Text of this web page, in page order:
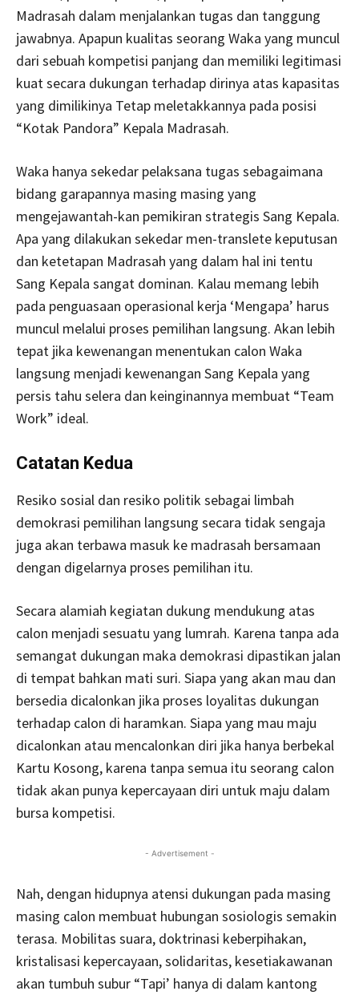
Madrasah dalam menjalankan tugas dan tanggung
jawabnya. Apapun kualitas seorang Waka yang muncul
dari sebuah kompetisi panjang dan memiliki legitimasi
kuat secara dukungan terhadap dirinya atas kapasitas
yang dimilikinya Tetap meletakkannya pada posisi
“Kotak Pandora” Kepala Madrasah.
Waka hanya sekedar pelaksana tugas sebagaimana
bidang garapannya masing masing yang
mengejawantah-kan pemikiran strategis Sang Kepala.
Apa yang dilakukan sekedar men-translete keputusan
dan ketetapan Madrasah yang dalam hal ini tentu
Sang Kepala sangat dominan. Kalau memang lebih
pada penguasaan operasional kerja ‘Mengapa’ harus
muncul melalui proses pemilihan langsung. Akan lebih
tepat jika kewenangan menentukan calon Waka
langsung menjadi kewenangan Sang Kepala yang
persis tahu selera dan keinginannya membuat “Team
Work” ideal.
Catatan Kedua
Resiko sosial dan resiko politik sebagai limbah
demokrasi pemilihan langsung secara tidak sengaja
juga akan terbawa masuk ke madrasah bersamaan
dengan digelarnya proses pemilihan itu.
Secara alamiah kegiatan dukung mendukung atas
calon menjadi sesuatu yang lumrah. Karena tanpa ada
semangat dukungan maka demokrasi dipastikan jalan
di tempat bahkan mati suri. Siapa yang akan mau dan
bersedia dicalonkan jika proses loyalitas dukungan
terhadap calon di haramkan. Siapa yang mau maju
dicalonkan atau mencalonkan diri jika hanya berbekal
Kartu Kosong, karena tanpa semua itu seorang calon
tidak akan punya kepercayaan diri untuk maju dalam
bursa kompetisi.
- Advertisement -
Nah, dengan hidupnya atensi dukungan pada masing
masing calon membuat hubungan sosiologis semakin
terasa. Mobilitas suara, doktrinasi keberpihakan,
kristalisasi kepercayaan, solidaritas, kesetiakawanan
akan tumbuh subur “Tapi’ hanya di dalam kantong